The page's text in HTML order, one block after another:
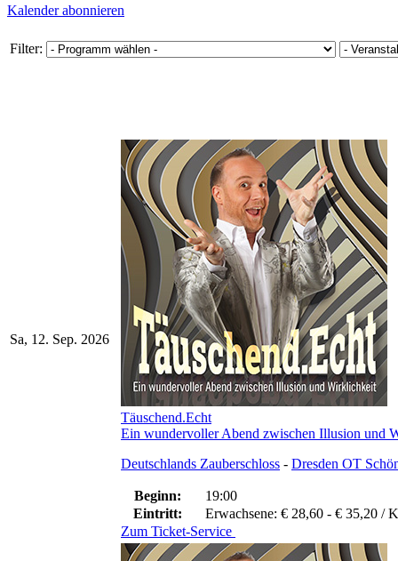
Kalender abonnieren
Filter:
Sa, 12. Sep. 2026
Täuschend.Echt
Ein wundervoller Abend zwischen Illusion und
Deutschlands Zauberschloss - Dresden OT
Beginn:
19:00
Eintritt:
Erwachsene: € 28,60 - € 35,20 /
Zum Ticket-Service